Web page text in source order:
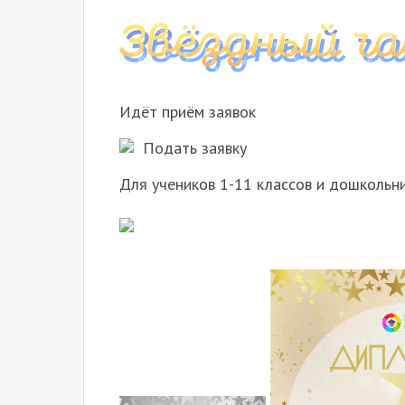
Идёт приём заявок
Подать заявку
Для учеников 1-11 классов и